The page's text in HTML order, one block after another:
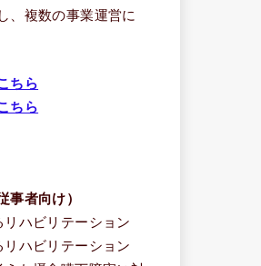
、複数の事業運営に
ちら
ちら
事者向け）
ハビリテーション
ハビリテーション